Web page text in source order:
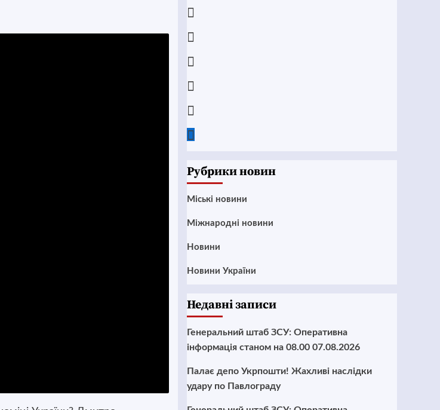
Рубрики новин
Mіські новини
Міжнародні новини
Новини
Новини України
Недавні записи
Генеральний штаб ЗСУ: Оперативна
інформація станом на 08.00 07.08.2026
Палає депо Укрпошти! Жахливі наслідки
удару по Павлограду